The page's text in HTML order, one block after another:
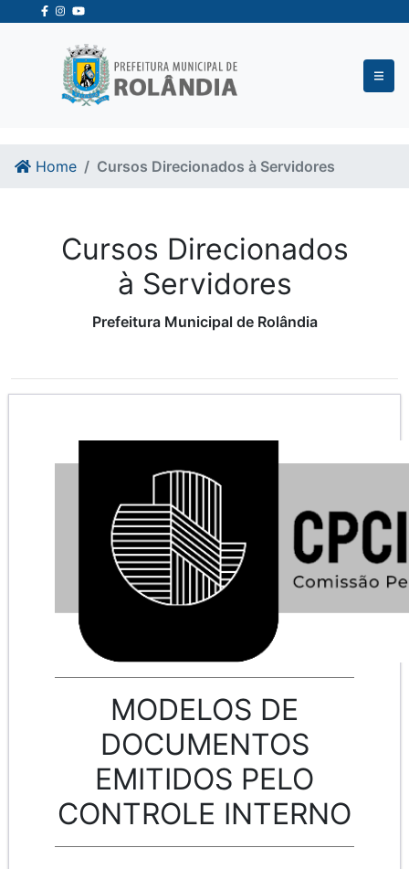
Ir para o conteudo
Ir para o fim do conteudo
Home Cursos Direcionados à Servidores
Cursos Direcionados
à Servidores
Prefeitura Municipal de Rolândia
MODELOS DE
DOCUMENTOS
EMITIDOS PELO
CONTROLE INTERNO